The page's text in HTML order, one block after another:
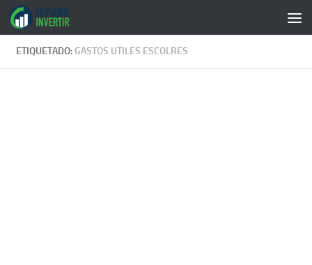
Saltar al contenido
ETIQUETADO: GASTOS UTILES ESCOLRES